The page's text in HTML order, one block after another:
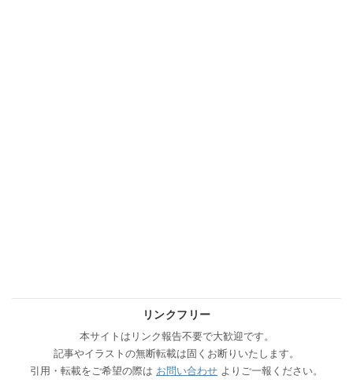
リンクフリー
本サイトはリンク報告不要で大歓迎です。
記事やイラストの無断転載は固くお断りいたします。
引用・転載をご希望の際は お問い合わせ よりご一報ください。